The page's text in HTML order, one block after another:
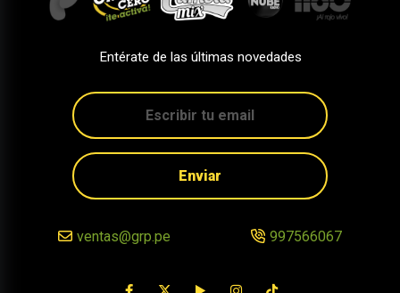
Entérate de las últimas novedades
Enviar
ventas@grp.pe 997566067